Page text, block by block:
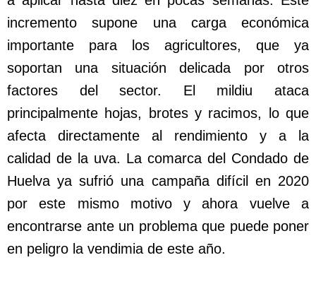
incremento supone una carga económica
importante para los agricultores, que ya
soportan una situación delicada por otros
factores del sector. El mildiu ataca
principalmente hojas, brotes y racimos, lo que
afecta directamente al rendimiento y a la
calidad de la uva. La comarca del Condado de
Huelva ya sufrió una campaña difícil en 2020
por este mismo motivo y ahora vuelve a
encontrarse ante un problema que puede poner
en peligro la vendimia de este año.